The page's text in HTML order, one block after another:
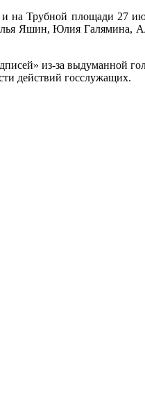
и на Трубной площади 27
Яшин, Юлия Галямина,
из-за выдуманной
действий госслужащих.